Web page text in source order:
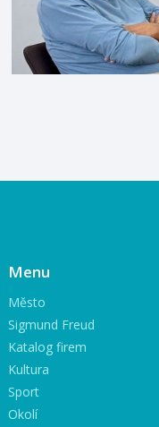
Menu
Město
Sigmund Freud
Katalog firem
Kultura
Sport
Okolí